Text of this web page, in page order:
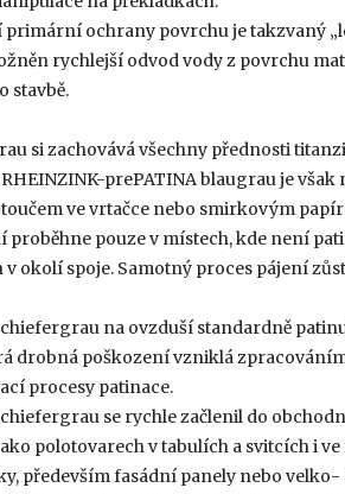
primární ochrany povrchu je takzvaný
rychlejší odvod vody z povrchu
stavbě.
si zachovává všechny přednosti
prePATINA blaugrau je
ve vrtačce nebo smirkovým
pouze v místech, kde není
okolí spoje. Samotný proces pájení
na ovzduší standardně
drobná poškození vzniklá
procesy patinace.
se rychle začlenil do
polotovarech v tabulích a svitcích i
především fasádní panely nebo